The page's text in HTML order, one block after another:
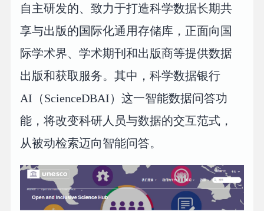
自主研发的、致力于打造科学数据长期共
享与出版的国际化通用存储库，正面向国
际学术界、学术期刊和出版商等提供数据
出版和获取服务。其中，科学数据银行
AI（ScienceDBAI）这一智能数据问答功
能，将改变科研人员与数据的交互范式，
从被动检索迈向智能问答。